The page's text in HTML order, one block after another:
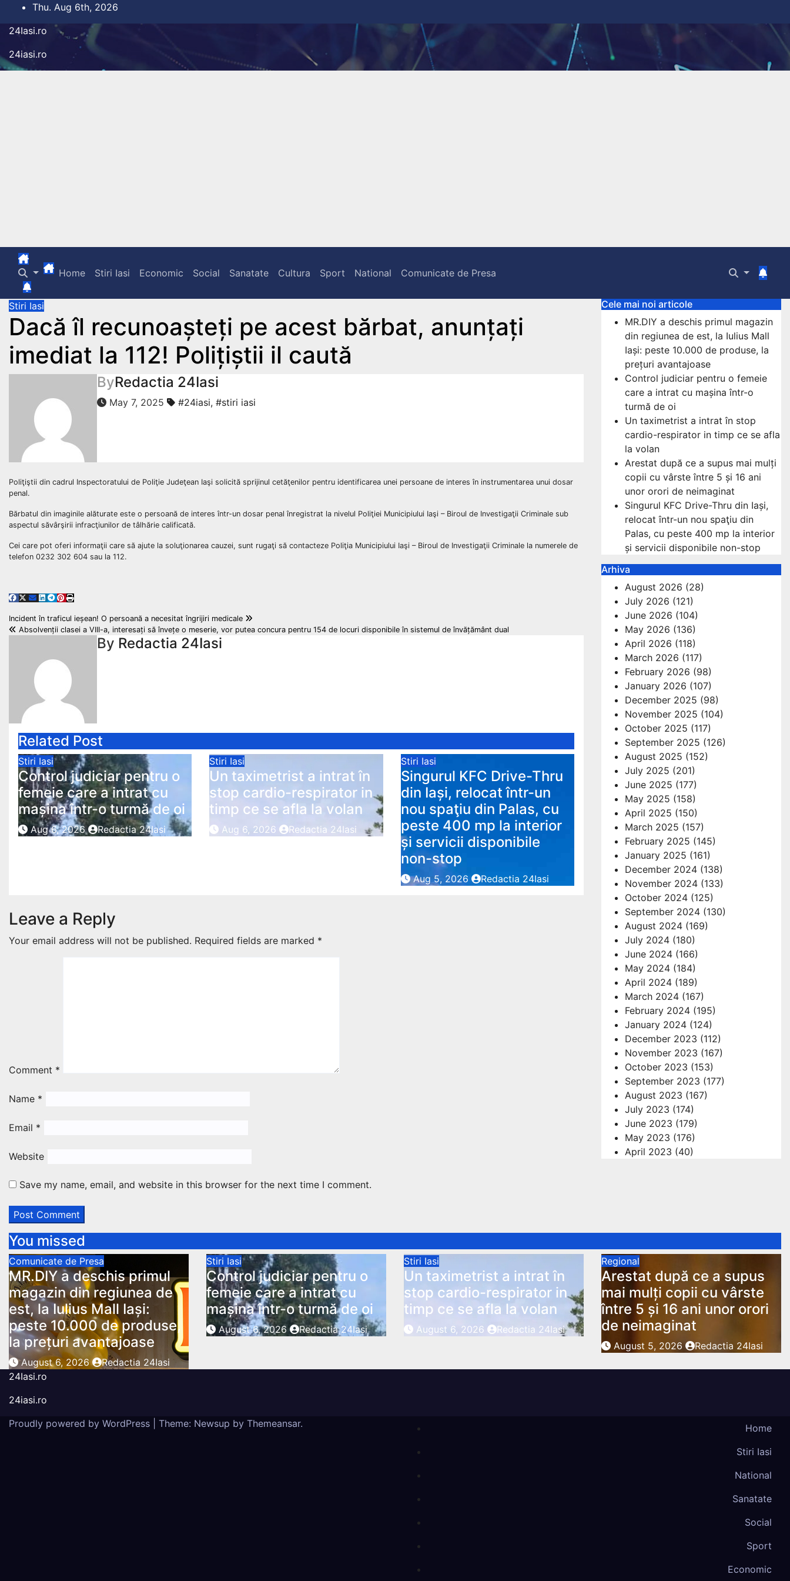
to
content
Thu. Aug 6th, 2026
24Iasi.ro
24iasi.ro
Home Stiri Iasi Economic Social Sanatate Cultura Sport National Comunicate de Presa
Stiri Iasi
Dacă îl recunoașteți pe acest bărbat, anunțați
imediat la 112! Polițiștii il caută
ByRedactia 24Iasi
May 7, 2025 #24iasi, #stiri iasi
Poliţiştii din cadrul Inspectoratului de Poliţie Judeţean Iaşi solicită sprijinul cetăţenilor pentru identificarea unei persoane de interes în instrumentarea unui dosar
penal.
Bărbatul din imaginile alăturate este o persoană de interes într-un dosar penal înregistrat la nivelul Poliţiei Municipiului Iaşi – Biroul de Investigaţii Criminale sub
aspectul săvârşirii infracţiunilor de tâlhărie calificată.
Cei care pot oferi informaţii care să ajute la soluţionarea cauzei, sunt rugaţi să contacteze Poliţia Municipiului Iaşi – Biroul de Investigaţii Criminale la numerele de
telefon 0232 302 604 sau la 112.
Post
navigation
Incident în traficul ieșean! O persoană a necesitat îngrijiri medicale
Absolvenții clasei a VIII-a, interesați să învețe o meserie, vor putea concura pentru 154 de locuri disponibile în sistemul de învățământ dual
By Redactia 24Iasi
Related Post
Stiri Iasi
Control judiciar pentru o
femeie care a intrat cu
mașina într-o turmă de oi
Aug 6, 2026 Redactia 24Iasi
Stiri Iasi
Un taximetrist a intrat în
stop cardio-respirator in
timp ce se afla la volan
Aug 6, 2026 Redactia 24Iasi
Stiri Iasi
Singurul KFC Drive-Thru
din Iași, relocat într-un
nou spaţiu din Palas, cu
peste 400 mp la interior
și servicii disponibile
non-stop
Aug 5, 2026 Redactia 24Iasi
Leave a Reply
Your email address will not be published. Required fields are marked *
Comment *
Name *
Email *
Website
Save my name, email, and website in this browser for the next time I comment.
Cele mai noi articole
MR.DIY a deschis primul magazin
din regiunea de est, la Iulius Mall
Iași: peste 10.000 de produse, la
prețuri avantajoase
Control judiciar pentru o femeie
care a intrat cu mașina într-o
turmă de oi
Un taximetrist a intrat în stop
cardio-respirator in timp ce se afla
la volan
Arestat după ce a supus mai mulți
copii cu vârste între 5 și 16 ani
unor orori de neimaginat
Singurul KFC Drive-Thru din Iași,
relocat într-un nou spaţiu din
Palas, cu peste 400 mp la interior
și servicii disponibile non-stop
Arhiva
August 2026 (28)
July 2026 (121)
June 2026 (104)
May 2026 (136)
April 2026 (118)
March 2026 (117)
February 2026 (98)
January 2026 (107)
December 2025 (98)
November 2025 (104)
October 2025 (117)
September 2025 (126)
August 2025 (152)
July 2025 (201)
June 2025 (177)
May 2025 (158)
April 2025 (150)
March 2025 (157)
February 2025 (145)
January 2025 (161)
December 2024 (138)
November 2024 (133)
October 2024 (125)
September 2024 (130)
August 2024 (169)
July 2024 (180)
June 2024 (166)
May 2024 (184)
April 2024 (189)
March 2024 (167)
February 2024 (195)
January 2024 (124)
December 2023 (112)
November 2023 (167)
October 2023 (153)
September 2023 (177)
August 2023 (167)
July 2023 (174)
June 2023 (179)
May 2023 (176)
April 2023 (40)
You missed
Comunicate de Presa
MR.DIY a deschis primul
magazin din regiunea de
est, la Iulius Mall Iași:
peste 10.000 de produse,
la prețuri avantajoase
August 6, 2026 Redactia 24Iasi
Stiri Iasi
Control judiciar pentru o
femeie care a intrat cu
mașina într-o turmă de oi
August 6, 2026 Redactia 24Iasi
Stiri Iasi
Un taximetrist a intrat în
stop cardio-respirator in
timp ce se afla la volan
August 6, 2026 Redactia 24Iasi
Regional
Arestat după ce a supus
mai mulți copii cu vârste
între 5 și 16 ani unor orori
de neimaginat
August 5, 2026 Redactia 24Iasi
24Iasi.ro
24iasi.ro
Proudly powered by WordPress
Theme: Newsup by Themeansar.
Home
Stiri Iasi
National
Sanatate
Social
Sport
Economic